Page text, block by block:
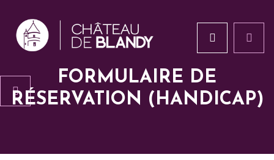
FORMULAIRE DE
RÉSERVATION (HANDICAP)